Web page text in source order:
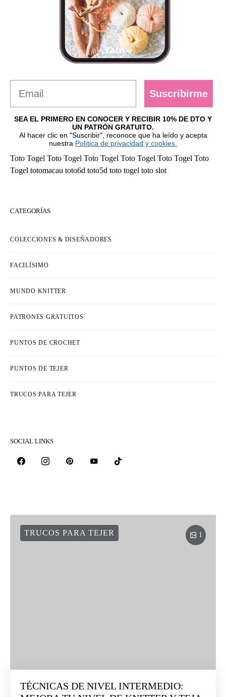
Suscribirme
SEA EL PRIMERO EN CONOCER Y RECIBIR 10% DE DTO Y
UN PATRÓN GRATUITO.
Al hacer clic en "Suscribir", reconoce que ha leído y acepta
nuestra Política de privacidad y cookies.
Toto Togel Toto Togel Toto Togel Toto Togel Toto Togel Toto
Togel totomacau toto6d toto5d toto togel toto slot
CATEGORÍAS
COLECCIONES & DISEÑADORES
FACILÍSIMO
MUNDO KNITTER
PATRONES GRATUITOS
PUNTOS DE CROCHET
PUNTOS DE TEJER
TRUCOS PARA TEJER
SOCIAL LINKS
1
TRUCOS PARA TEJER
TÉCNICAS DE NIVEL INTERMEDIO: